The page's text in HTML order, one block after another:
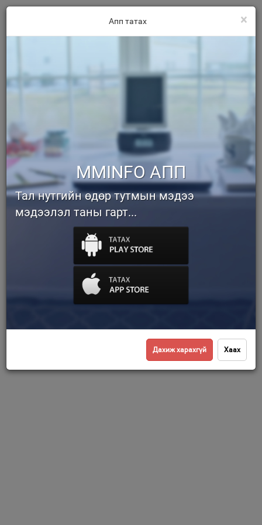
×
Апп татах
MMINFO АПП
Тал нутгийн өдөр тутмын мэдээ
мэдээлэл таны гарт...
Дахиж харахгүй Хаах